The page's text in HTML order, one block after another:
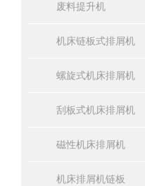
废料提升机
机床链板式排屑机
螺旋式机床排屑机
刮板式机床排屑机
磁性机床排屑机
机床排屑机链板